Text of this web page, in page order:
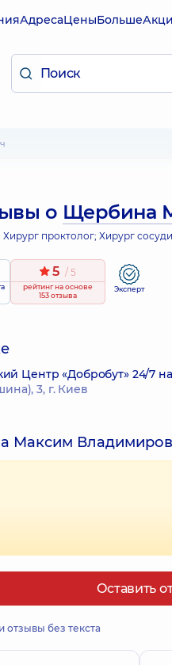
АдресаЦеныБольше
о Щербина
Хирург проктолог; Хирург
5 / 5
рейтингна основе
153 отзыва
Эксперт
Центр «Добробут» 24/7
3, г. Киев
Максим
Оставить
отзывы без текста